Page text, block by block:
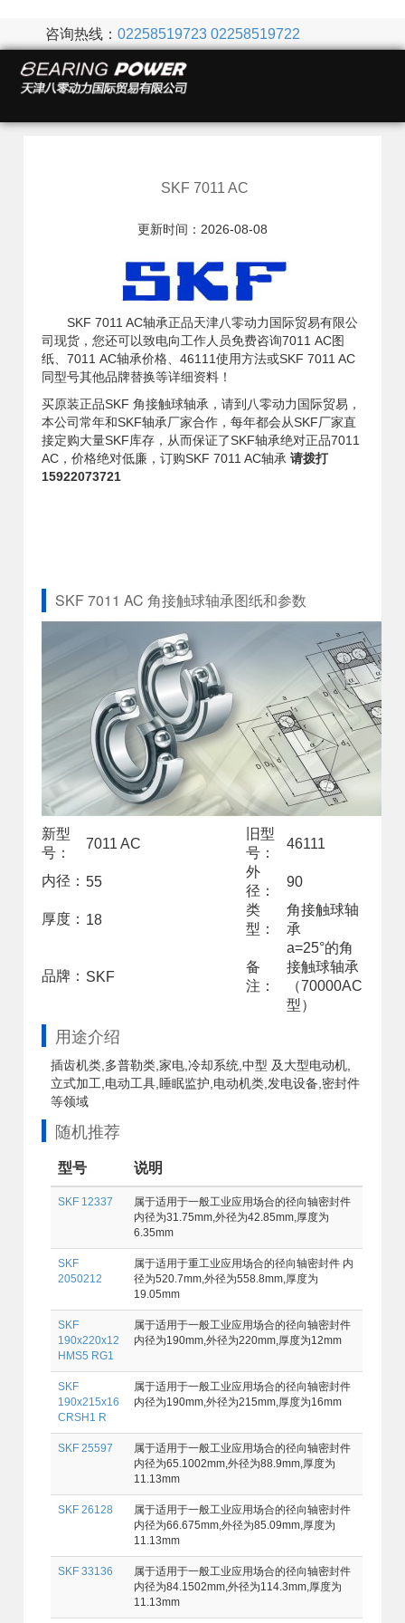
咨询热线： 02258519723 02258519722
SKF 7011 AC
更新时间：2026-08-08
SKF 7011 AC轴承正品天津八零动力国际贸易有限公
司现货，您还可以致电向工作人员免费咨询7011 AC图
纸、7011 AC轴承价格、46111使用方法或SKF 7011 AC
同型号其他品牌替换等详细资料！
买原装正品SKF 角接触球轴承，请到八零动力国际贸易，
本公司常年和SKF轴承厂家合作，每年都会从SKF厂家直
接定购大量SKF库存，从而保证了SKF轴承绝对正品7011
AC，价格绝对低廉，订购SKF 7011 AC轴承请拨打
15922073721
SKF 7011 AC 角接触球轴承图纸和参数
新型
号：
7011 AC
旧型
号：
46111
内径： 55
外
径：
90
厚度： 18
类
型：
角接触球轴
承
品牌： SKF
备
注：
a=25°的角
接触球轴承
（70000AC
型）
用途介绍
插齿机类,多普勒类,家电,冷却系统,中型 及大型电动机,
立式加工,电动工具,睡眠监护,电动机类,发电设备,密封件
等领域
随机推荐
型号 说明
SKF 12337
属于适用于一般工业应用场合的径向轴密封件
内径为31.75mm,外径为42.85mm,厚度为
6.35mm
SKF
2050212
属于适用于重工业应用场合的径向轴密封件 内
径为520.7mm,外径为558.8mm,厚度为
19.05mm
SKF
190x220x12
HMS5 RG1
属于适用于一般工业应用场合的径向轴密封件
内径为190mm,外径为220mm,厚度为12mm
SKF
190x215x16
CRSH1 R
属于适用于一般工业应用场合的径向轴密封件
内径为190mm,外径为215mm,厚度为16mm
SKF 25597
属于适用于一般工业应用场合的径向轴密封件
内径为65.1002mm,外径为88.9mm,厚度为
11.13mm
SKF 26128
属于适用于一般工业应用场合的径向轴密封件
内径为66.675mm,外径为85.09mm,厚度为
11.13mm
SKF 33136
属于适用于一般工业应用场合的径向轴密封件
内径为84.1502mm,外径为114.3mm,厚度为
11.13mm